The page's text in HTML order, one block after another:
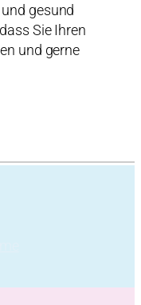
gesund
Sie Ihren
und gerne